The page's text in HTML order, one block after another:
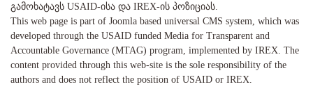
გამოხატავს USAID-ისა და IREX-ის პოზიციას.
This web page is part of Joomla based universal CMS system, which was
developed through the USAID funded Media for Transparent and
Accountable Governance (MTAG) program, implemented by IREX. The
content provided through this web-site is the sole responsibility of the
authors and does not reflect the position of USAID or IREX.